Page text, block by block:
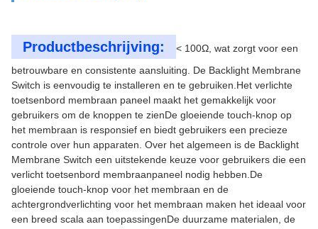
Productbeschrijving:
< 100Ω, wat zorgt voor een
betrouwbare en consistente aansluiting. De Backlight Membrane
Switch is eenvoudig te installeren en te gebruiken.Het verlichte
toetsenbord membraan paneel maakt het gemakkelijk voor
gebruikers om de knoppen te zienDe gloeiende touch-knop op
het membraan is responsief en biedt gebruikers een precieze
controle over hun apparaten. Over het algemeen is de Backlight
Membrane Switch een uitstekende keuze voor gebruikers die een
verlicht toetsenbord membraanpaneel nodig hebben.De
gloeiende touch-knop voor het membraan en de
achtergrondverlichting voor het membraan maken het ideaal voor
een breed scala aan toepassingenDe duurzame materialen, de